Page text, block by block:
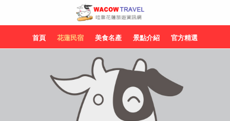
首頁 花蓮民宿 美食名產 景點介紹 官方精選